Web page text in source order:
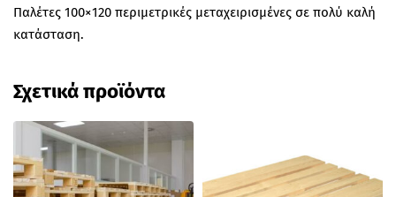
Παλέτες 100×120 περιμετρικές μεταχειρισμένες σε πολύ καλή
κατάσταση.
Σχετικά προϊόντα